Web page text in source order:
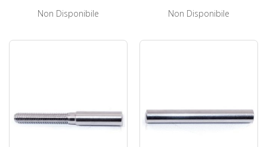
Non Disponibile Non Disponibile